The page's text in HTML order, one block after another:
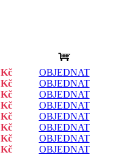
Kč
OBJEDNAT
OBJEDNAT
OBJEDNAT
OBJEDNAT
OBJEDNAT
Kč
OBJEDNAT
OBJEDNAT
OBJEDNAT